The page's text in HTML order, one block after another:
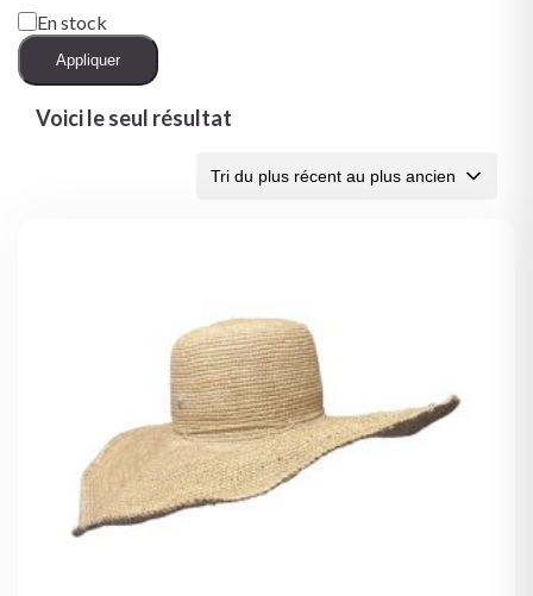
Voici le seul résultat
En stock
Appliquer